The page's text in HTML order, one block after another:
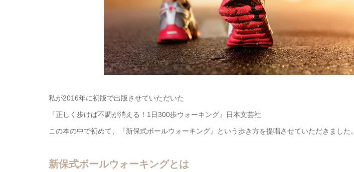
私が2016年に初版で出版させていただいた
『正しく歩けば不調が消える！1日300歩ウォーキング』日本文芸社
この本の中で初めて、『新保式ボールウォーキング』という歩き方を提唱させていただきました。
新保式ボールウォーキングとは